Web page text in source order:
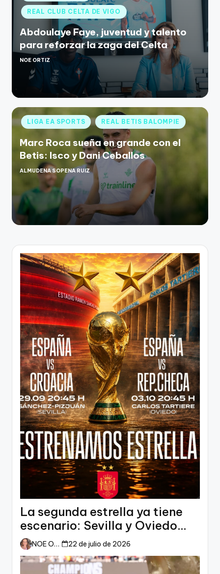
REAL CLUB CELTA DE VIGO
Abdoulaye Faye, juventud y talento
para reforzar la zaga del Celta
NOE ORTIZ
LIGA EA SPORTS REAL BETIS BALOMPIE
Marc Roca sueña en grande con el
Betis: Isco y Dani Ceballos
ALMUDENA SOPENA RUIZ
La segunda estrella ya tiene
escenario: Sevilla y Oviedo
esperan a España
NOE ORTIZ 22 de julio de 2026